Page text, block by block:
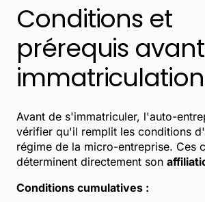
Conditions et
prérequis avant
immatriculation
Avant de s'immatriculer, l'auto-
vérifier qu'il remplit les conditions
régime de la micro-entreprise. Ces
déterminent directement son
Conditions cumulatives :